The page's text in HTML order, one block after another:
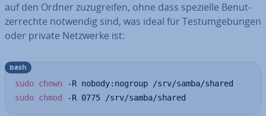
auf den Ordner zu­zu­grei­fen, ohne dass spezielle Be­nut­
zer­rech­te notwendig sind, was ideal für Test­um­ge­bun­gen
oder private Netzwerke ist:
sudo chown
sudo chmod -R 0775 /srv/samba/shared
bash